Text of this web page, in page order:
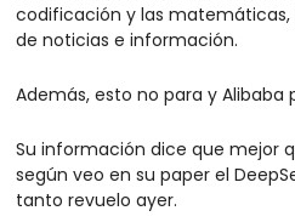
codificación y las matemáticas,
de noticias e información.
Además, esto no para y Alibaba
Su información dice que mejor
según veo en su paper el
tanto revuelo ayer.